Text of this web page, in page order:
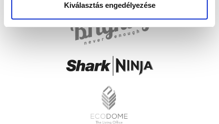
Kiválasztás engedélyezése